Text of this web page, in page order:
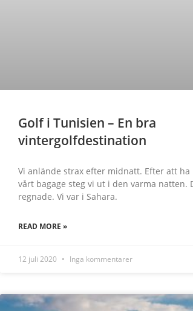
Golf i Tunisien – En bra
vintergolfdestination
Vi anlände strax efter midnatt. Efter att
vårt bagage steg vi ut i den varma natten.
regnade. Vi var i Sahara.
READ MORE »
12 juli 2020 Inga kommentarer